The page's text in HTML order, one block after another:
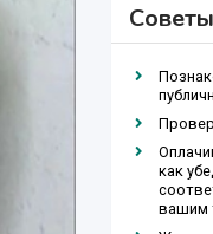
как
вашим